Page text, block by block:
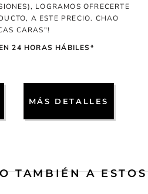
LOGRAMOS OFRECERTE
A ESTE PRECIO. CHAO
CARAS"!
24 HORAS HÁBILES*
MÁS DETALLES
TAMBIÉN A ESTOS